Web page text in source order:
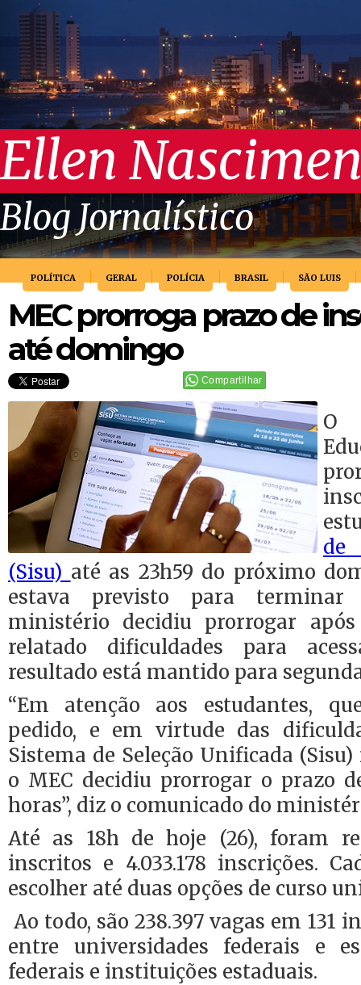
Ellen
Blog Jornalístico
POLÍTICA GERAL POLÍCIA BRASIL SÃO LUIS
MEC prorroga prazo de
até domingo
Compartilhar
O
de
(Sisu) até as 23h59 do próximo
estava previsto para terminar
ministério decidiu prorrogar
relatado dificuldades para
resultado está mantido para
“Em atenção aos estudantes,
pedido, e em virtude das
Sistema de Seleção Unificada
o MEC decidiu prorrogar o prazo
horas”, diz o comunicado do
Até as 18h de hoje (26), foram
inscritos e 4.033.178 inscrições.
escolher até duas opções de curso
Ao todo, são 238.397 vagas em 131
entre universidades federais e
federais e instituições estaduais.